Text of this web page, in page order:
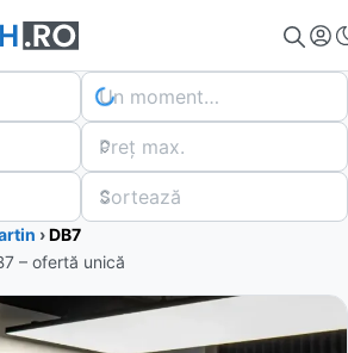
Un moment…
Preț max.
Sortează
›DB7
– ofertă unică